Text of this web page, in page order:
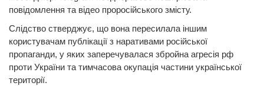
повідомлення та відео проросійського змісту.
Слідство стверджує, що вона пересилала іншим
користувачам публікації з наративами російської
пропаганди, у яких заперечувалася збройна агресія рф
проти України та тимчасова окупація частини української
території.